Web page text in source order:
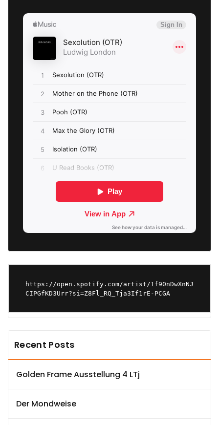
https://open.spotify.com/artist/1f90nDwXnNJ
CIPGfKD3Urr?si=Z8Fl_RQ_Tja3If1rE-PCGA
Recent Posts
Golden Frame Ausstellung 4 LTj
Der Mondweise